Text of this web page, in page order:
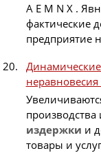
A E M N X .
фактические
предприятие
издержки и
товары и